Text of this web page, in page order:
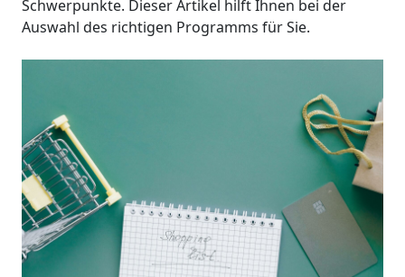
Schwerpunkte. Dieser Artikel hilft Ihnen bei der
Auswahl des richtigen Programms für Sie.